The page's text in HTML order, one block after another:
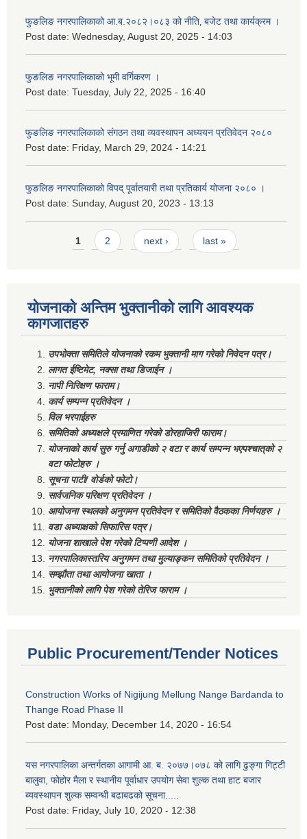
फुङलिङ नगरपालिकाको आ.ब.२०८२।०८३ को नीति‚ बजेट तथा कार्यक्रम ।
Post date: Wednesday, August 20, 2025 - 14:03
फुङलिङ नगरपालिकाको भूमी वर्गिकरण ।
Post date: Tuesday, July 22, 2025 - 16:40
फुङलिङ नगरपालिकाको संगठन तथा व्यवस्थापन अध्ययन प्रतिवेदन २०८०
Post date: Friday, March 29, 2024 - 14:21
फुङलिङ नगरपालिकाको विपद् पूर्वातयारी तथा प्रतिकार्य योजना २०८० ।
Post date: Sunday, August 20, 2023 - 13:13
Pages1 2 next › last »
योजनाको अन्तिम भुक्तानीको लागि आवश्यक
कागजातहरु
उपभोक्ता समितिले योजनाको रकम भुक्तानी माग गरेको निवेदन पत्र।
लागत ईष्टिमेट, नक्सा तथा डिजाईन ।
नापी निरिक्षण फाराम।
कार्य सम्पन्न प्रतिवेदन ।
विल भरपाईहरु
समितिको अध्यक्षले प्रमाणित गरेको डोरहाजिरी फाराम।
योजनाको कार्य सुरु गर्नु अगाडीको २ वटा र कार्य सम्पन्न भएपश्चात्‌को २
वटा फोटोहरु ।
सूचना पाटी/ वोर्डको फोटो।
सार्वजनिक परिक्षण प्रतिवेदन ।
आयोजना स्थलको अनुगमन प्रतिवेदन र समितिको वैठकका निर्णयहरु ।
वडा अध्याक्षको सिफारिस पत्र।
योजना शाखाले पेश गरेको टिप्पणी आदेश ।
नगरपालिकास्तरिय अनुगमन तथा मुल्याङ्कन समितिको प्रतिवेदन ।
सम्झौता तथा आयोजना खाता ।
भुक्तानीको लागि पेश गरेको तेरिज फाराम ।
Public Procurement/Tender Notices
Construction Works of Nigijung Mellung Nange Bardanda to
Thange Road Phase II
Post date: Monday, December 14, 2020 - 16:54
यस नगरपालिका अन्तर्गतका आगामी आ. ब. २०७७।०७८ को लागि ढुङ्गा गिट्टी
बालुवा, फोहोर मैला र स्थानीय पूर्वाधार उपयोग सेवा शुल्क तथा हाट बजार
ब्यवस्थापन शुल्क सम्वन्धी बढाबढको सूचना.....
Post date: Friday, July 10, 2020 - 12:38